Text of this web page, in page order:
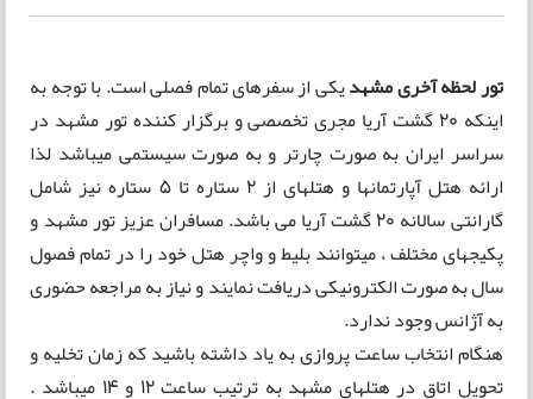
تور لحظه آخری مشهدیکی از سفرهای تمام فصلی است. با توجه به
اینکه 20 گشت آریا مجری تخصصی و برگزار کننده تور مشهد در
سراسر ایران به صورت چارتر و به صورت سیستمی میباشد لذا
ارائه هتل آپارتمانها و هتلهای از 2 ستاره تا 5 ستاره نیز شامل
گارانتی سالانه 20 گشت آریا می باشد. مسافران عزیز تور مشهد و
پکیجهای مختلف ، میتوانند بلیط و واچر هتل خود را در تمام فصول
سال به صورت الکترونیکی دریافت نمایند و نیاز به مراجعه حضوری
به آژانس وجود ندارد.
هنگام انتخاب ساعت پروازی به یاد داشته باشيد كه زمان تخليه و
تحويل اتاق در هتلهای مشهد به ترتیب ساعت 12 و 14 ميباشد .